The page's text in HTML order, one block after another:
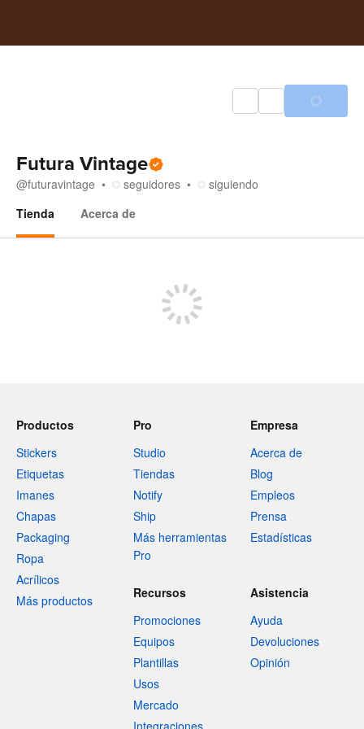
Futura Vintage
@futuravintage seguidores
siguiendo
Tienda
Acerca de
Productos
Stickers
Etiquetas
Imanes
Chapas
Packaging
Ropa
Acrílicos
Más productos
Pro
Studio
Tiendas
Notify
Ship
Más herramientas
Pro
Empresa
Acerca de
Blog
Empleos
Prensa
Estadísticas
Recursos
Promociones
Equipos
Plantillas
Usos
Mercado
Integraciones
Asistencia
Ayuda
Devoluciones
Opinión